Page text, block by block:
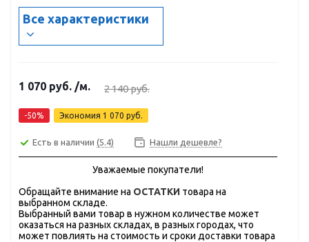
Все характеристики
1 070 руб. /м. 2 140руб.
-50% Экономия 1 070 руб.
Есть в наличии (5.4) Нашли дешевле?
Уважаемые покупатели!
Обращайте внимание на ОСТАТКИ товара на
выбранном складе.
Выбранный вами товар в нужном количестве может
оказаться на разных складах, в разных городах, что
может повлиять на стоимость и сроки доставки товара